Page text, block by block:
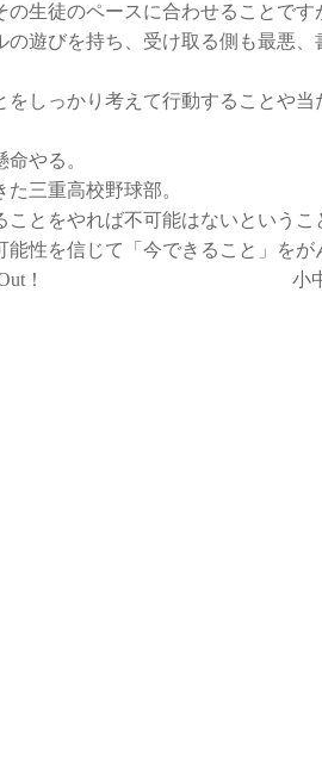
の生徒のペースに合わせることで
の遊びを持ち、受け取る側も最悪
をしっかり考えて行動することや
やる。
三重高校野球部。
とをやれば不可能はないというこ
性を信じて「今できること」をが
Out！ 小中